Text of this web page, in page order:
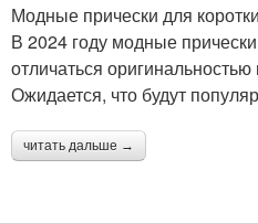
Модные прически для
В 2024 году модные
отличаться
Ожидается, что будут
читать дальше →